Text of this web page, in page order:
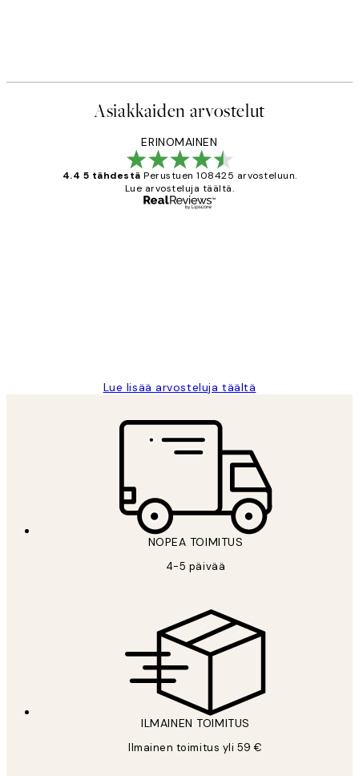
Asiakkaiden arvostelut
ERINOMAINEN
4.4 5 tähdestä Perustuen 108425 arvosteluun.
Lue arvosteluja täältä.
Lue lisää arvosteluja täältä
NOPEA TOIMITUS
4-5 päivää
ILMAINEN TOIMITUS
Ilmainen toimitus yli 59 €